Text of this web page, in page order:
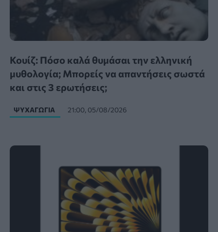
Κουίζ: Πόσο καλά θυμάσαι την ελληνική
μυθολογία; Μπορείς να απαντήσεις σωστά
και στις 3 ερωτήσεις;
ΨΥΧΑΓΩΓΊΑ 21:00, 05/08/2026